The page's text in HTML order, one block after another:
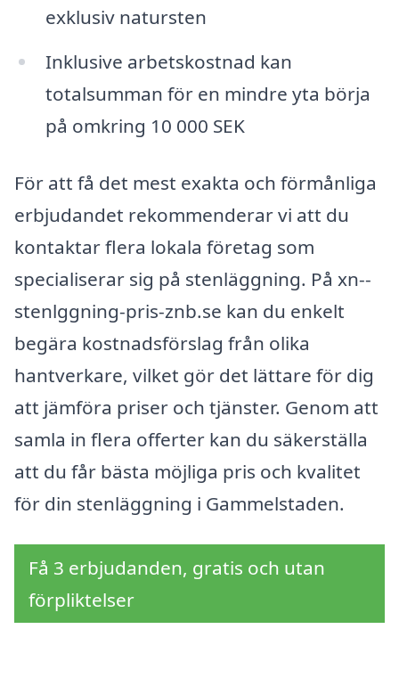
exklusiv natursten
Inklusive arbetskostnad kan
totalsumman för en mindre yta börja
på omkring 10 000 SEK
För att få det mest exakta och förmånliga
erbjudandet rekommenderar vi att du
kontaktar flera lokala företag som
specialiserar sig på stenläggning. På xn--
stenlggning-pris-znb.se kan du enkelt
begära kostnadsförslag från olika
hantverkare, vilket gör det lättare för dig
att jämföra priser och tjänster. Genom att
samla in flera offerter kan du säkerställa
att du får bästa möjliga pris och kvalitet
för din stenläggning i Gammelstaden.
Få 3 erbjudanden, gratis och utan
förpliktelser